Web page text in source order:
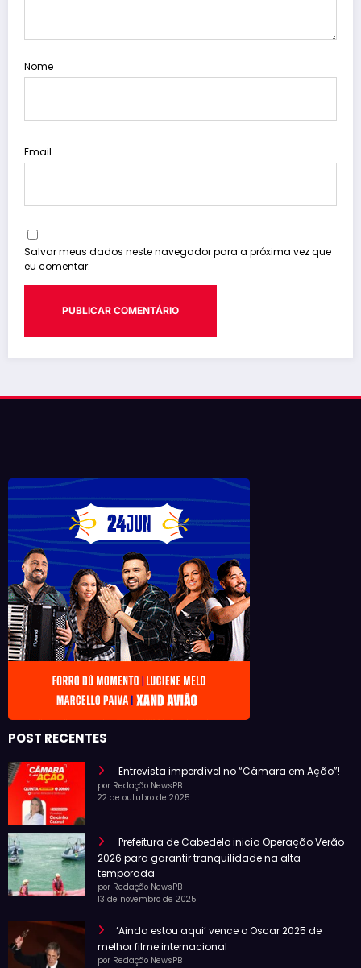
Nome
Email
Salvar meus dados neste navegador para a próxima vez que
eu comentar.
POST RECENTES
Entrevista imperdível no “Câmara em Ação”!
por Redação NewsPB
22 de outubro de 2025
Prefeitura de Cabedelo inicia Operação Verão
2026 para garantir tranquilidade na alta
temporada
por Redação NewsPB
13 de novembro de 2025
‘Ainda estou aqui’ vence o Oscar 2025 de
melhor filme internacional
por Redação NewsPB